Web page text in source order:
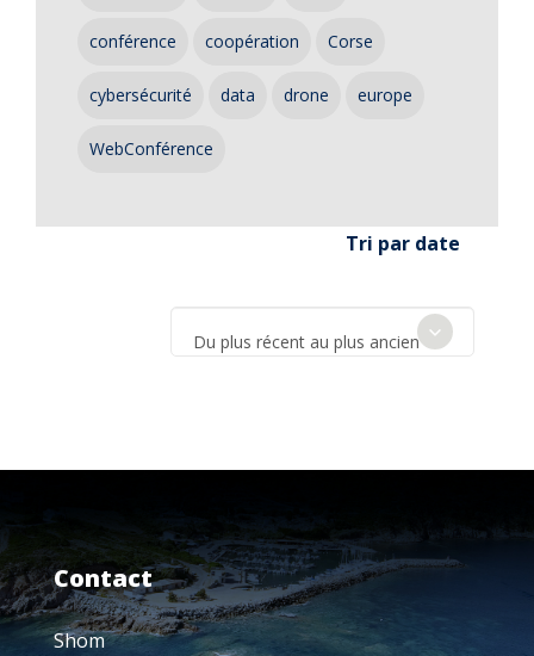
conférence coopération Corse
cybersécurité data drone europe
WebConférence
Tri par date
Du plus récent au plus ancien
Contact
Shom